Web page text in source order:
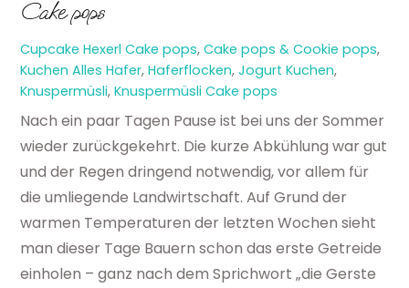
Cake pops
Cupcake Hexerl Cake pops,Cake pops & Cookie pops,
Kuchen Alles Hafer,Haferflocken,Jogurt Kuchen,
Knuspermüsli,Knuspermüsli Cake pops
Nach ein paar Tagen Pause ist bei uns der Sommer
wieder zurückgekehrt. Die kurze Abkühlung war gut
und der Regen dringend notwendig, vor allem für
die umliegende Landwirtschaft. Auf Grund der
warmen Temperaturen der letzten Wochen sieht
man dieser Tage Bauern schon das erste Getreide
einholen – ganz nach dem Sprichwort „die Gerste